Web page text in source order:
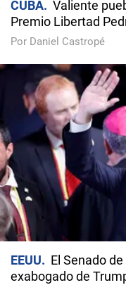
CUBA
Valiente
Premio Libertad
Por Daniel Castropé
EEUU
El Senado
exabogado de